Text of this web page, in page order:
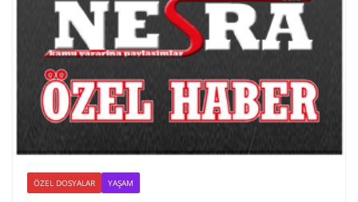
ÖZEL DOSYALAR YAŞAM